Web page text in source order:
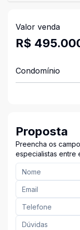
Valor venda
R$
Condomínio
Proposta
Preencha os
especialistas entre